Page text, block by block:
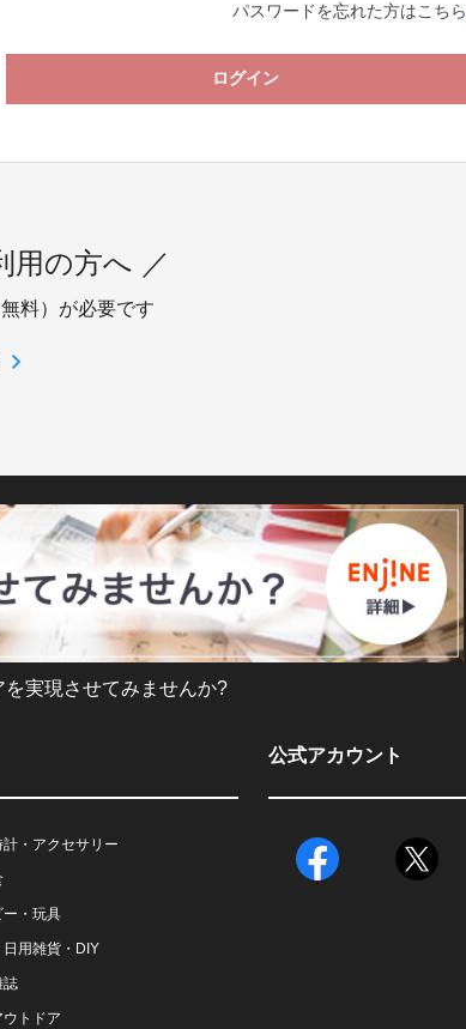
パスワードを忘れた方はこちら
ログイン
用の方へ ／
料）が必要です
実現させてみませんか?
・アクセサリー
ー・玩具
用雑貨・DIY
誌
ウトドア
公式アカウント